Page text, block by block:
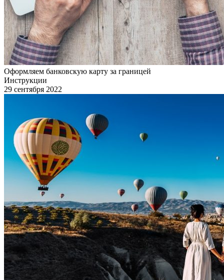
Оформляем банковскую карту за границей
Инструкции
29 сентября 2022